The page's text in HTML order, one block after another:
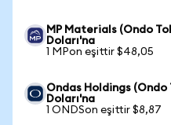
MP Materials (Ondo
Doları'na
1 MPon eşittir $48,05
Ondas Holdings
Doları'na
1 ONDSon eşittir $8,87